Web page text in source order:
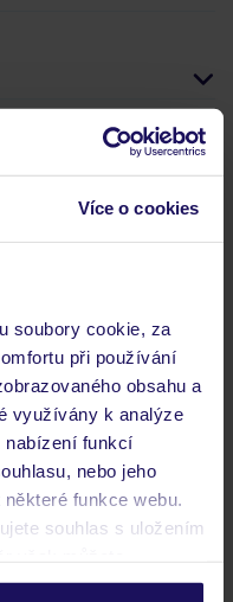
Více o cookies
soubory cookie, za
při používání
obsahu a
využívány k analýze
nabízení funkcí
nebo jeho
funkce webu.
souhlas s uložením
do hotelu?